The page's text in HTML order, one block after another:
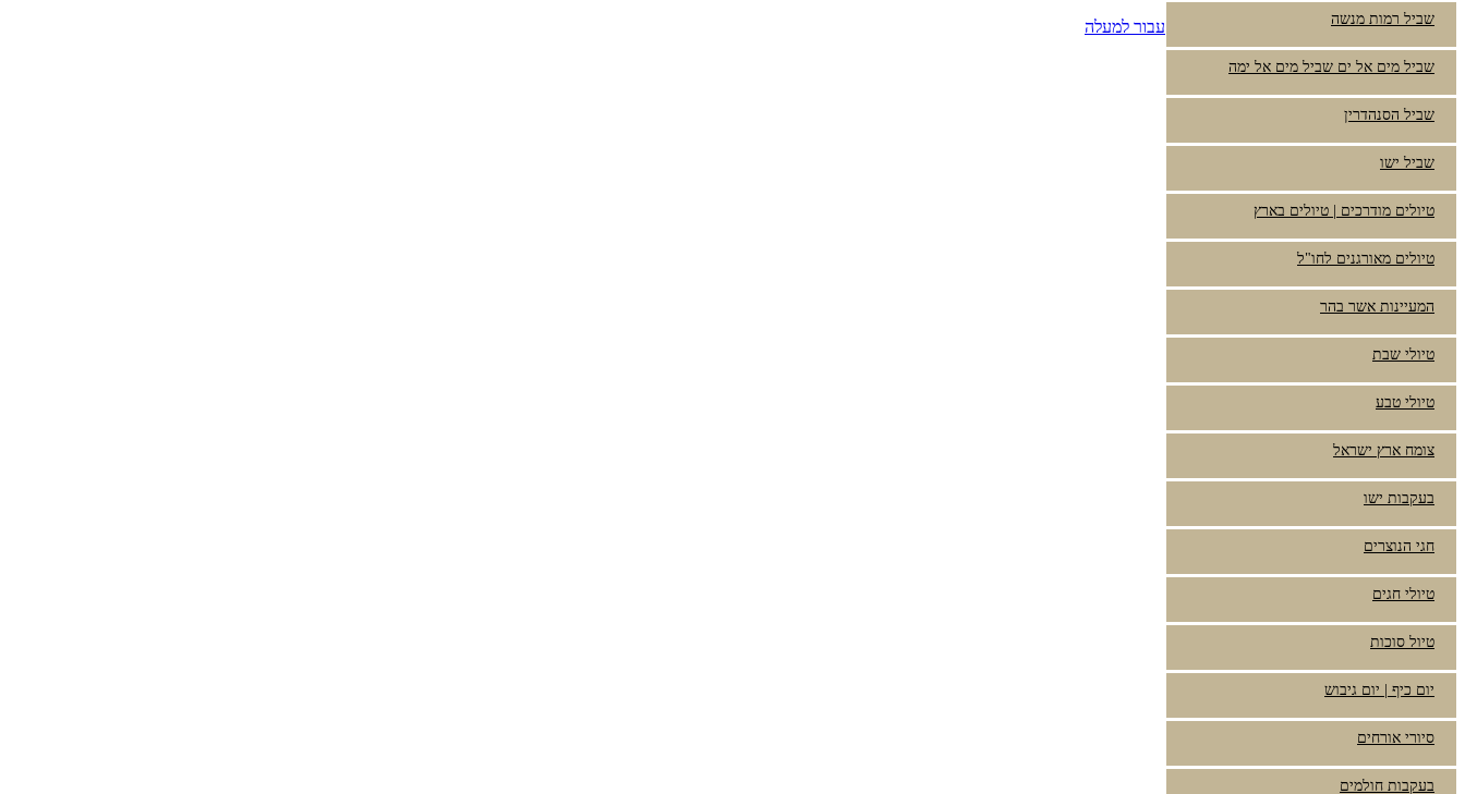
שביל רמות מנשה
שביל מים אל ים שביל מים אל ימה
שביל הסנהדרין
שביל ישו
טיולים מודרכים | טיולים בארץ
טיולים מאורגנים לחו"ל
המעיינות אשר בהר
טיולי שבת
טיולי טבע
צומח ארץ ישראל
בעקבות ישו
חגי הנוצרים
טיולי חגים
טיול סוכות
יום כיף | יום גיבוש
סיורי אורחים
בעקבות חולמים
עבור למעלה